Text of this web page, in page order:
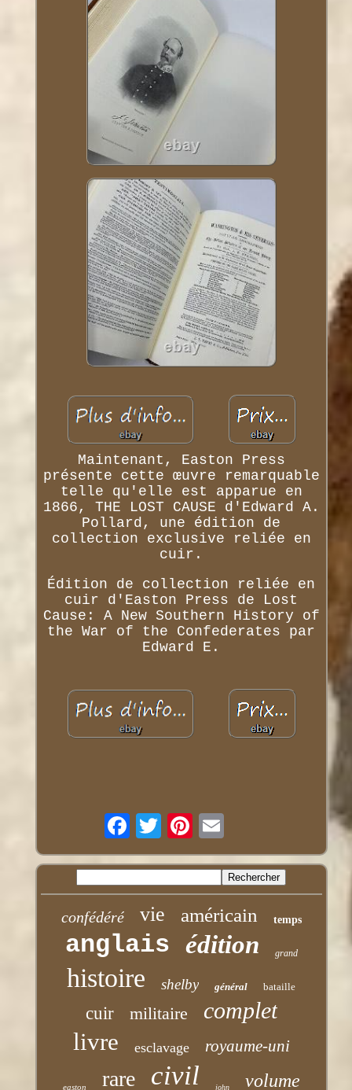
Maintenant, Easton Press
présente cette œuvre remarquable
telle qu'elle est apparue en
1866, THE LOST CAUSE d'Edward A.
Pollard, une édition de
collection exclusive reliée en
cuir.
Édition de collection reliée en
cuir d'Easton Press de Lost
Cause: A New Southern History of
the War of the Confederates par
Edward E.
confédéré vie américain temps
anglais édition grand
histoire shelby général bataille
cuir militaire complet
livre esclavage royaume-uni
easton rare civil john volume